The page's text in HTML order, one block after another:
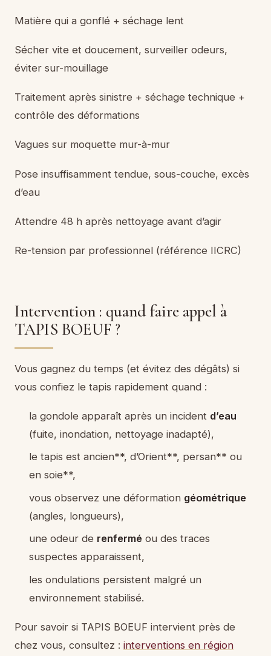
Matière qui a gonflé + séchage lent
Sécher vite et doucement, surveiller odeurs,
éviter sur-mouillage
Traitement après sinistre + séchage technique +
contrôle des déformations
Vagues sur moquette mur-à-mur
Pose insuffisamment tendue, sous-couche, excès
d’eau
Attendre 48 h après nettoyage avant d’agir
Re-tension par professionnel (référence IICRC)
Intervention : quand faire appel à
TAPIS BOEUF ?
Vous gagnez du temps (et évitez des dégâts) si
vous confiez le tapis rapidement quand :
la gondole apparaît après un incident d’eau
(fuite, inondation, nettoyage inadapté),
le tapis est ancien**, d’Orient**, persan** ou
en soie**,
vous observez une déformation géométrique
(angles, longueurs),
une odeur de renferméou des traces
suspectes apparaissent,
les ondulations persistent malgré un
environnement stabilisé.
Pour savoir si TAPIS BOEUF intervient près de
chez vous, consultez : interventions en région